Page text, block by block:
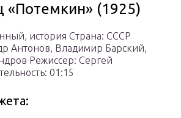
«Потемкин» (1925)
история Страна: СССР
Антонов, Владимир Барский,
Режиссер: Сергей
01:15